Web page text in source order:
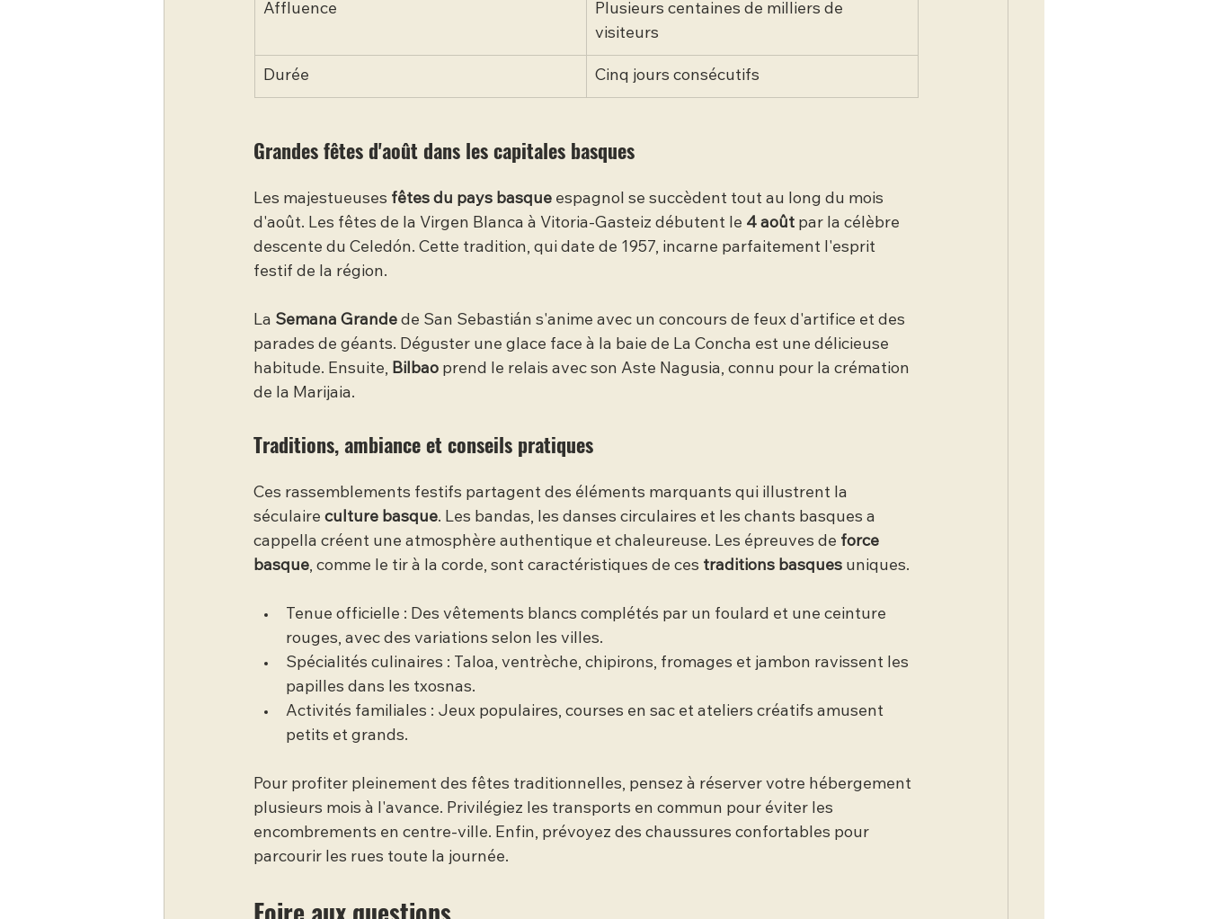
Affluence
Plusieurs centaines de milliers de
visiteurs
Durée Cinq jours consécutifs
Grandes fêtes d'août dans les capitales basques
Les majestueuses fêtes du pays basque espagnol se succèdent tout au long du mois
d'août. Les fêtes de la Virgen Blanca à Vitoria-Gasteiz débutent le 4 août par la célèbre
descente du Celedón. Cette tradition, qui date de 1957, incarne parfaitement l'esprit
festif de la région.
La Semana Grande de San Sebastián s'anime avec un concours de feux d'artifice et des
parades de géants. Déguster une glace face à la baie de La Concha est une délicieuse
habitude. Ensuite, Bilbao prend le relais avec son Aste Nagusia, connu pour la crémation
de la Marijaia.
Traditions, ambiance et conseils pratiques
Ces rassemblements festifs partagent des éléments marquants qui illustrent la
séculaire culture basque. Les bandas, les danses circulaires et les chants basques a
cappella créent une atmosphère authentique et chaleureuse. Les épreuves de force
basque, comme le tir à la corde, sont caractéristiques de ces traditions basques uniques.
Tenue officielle : Des vêtements blancs complétés par un foulard et une ceinture
rouges, avec des variations selon les villes.
Spécialités culinaires : Taloa, ventrèche, chipirons, fromages et jambon ravissent les
papilles dans les txosnas.
Activités familiales : Jeux populaires, courses en sac et ateliers créatifs amusent
petits et grands.
Pour profiter pleinement des fêtes traditionnelles, pensez à réserver votre hébergement
plusieurs mois à l'avance. Privilégiez les transports en commun pour éviter les
encombrements en centre-ville. Enfin, prévoyez des chaussures confortables pour
parcourir les rues toute la journée.